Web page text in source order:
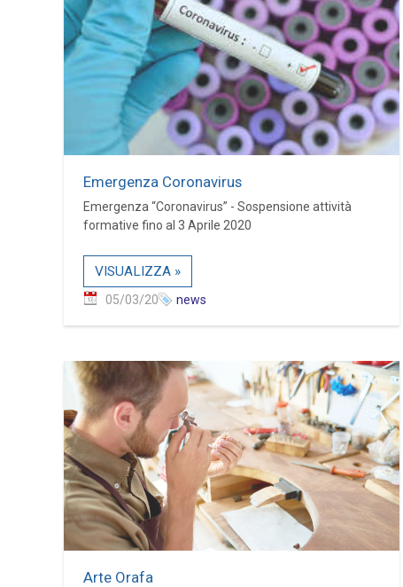
Emergenza Coronavirus
Emergenza “Coronavirus” - Sospensione attività
formative fino al 3 Aprile 2020
VISUALIZZA »
05/03/20 news
Arte Orafa